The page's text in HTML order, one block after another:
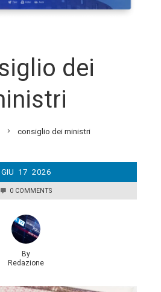
dei
consiglio dei ministri
GIU 17 2026
0 COMMENTS
By
Redazione